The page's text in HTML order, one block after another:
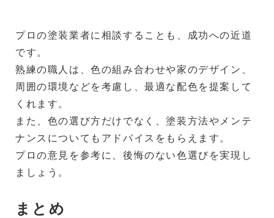
プロの塗装業者に相談することも、成功への近道
です。
熟練の職人は、色の組み合わせや家のデザイン、
周囲の環境などを考慮し、最適な配色を提案して
くれます。
また、色の選び方だけでなく、塗装方法やメンテ
ナンスについてもアドバイスをもらえます。
プロの意見を参考に、後悔のない色選びを実現し
ましょう。
まとめ